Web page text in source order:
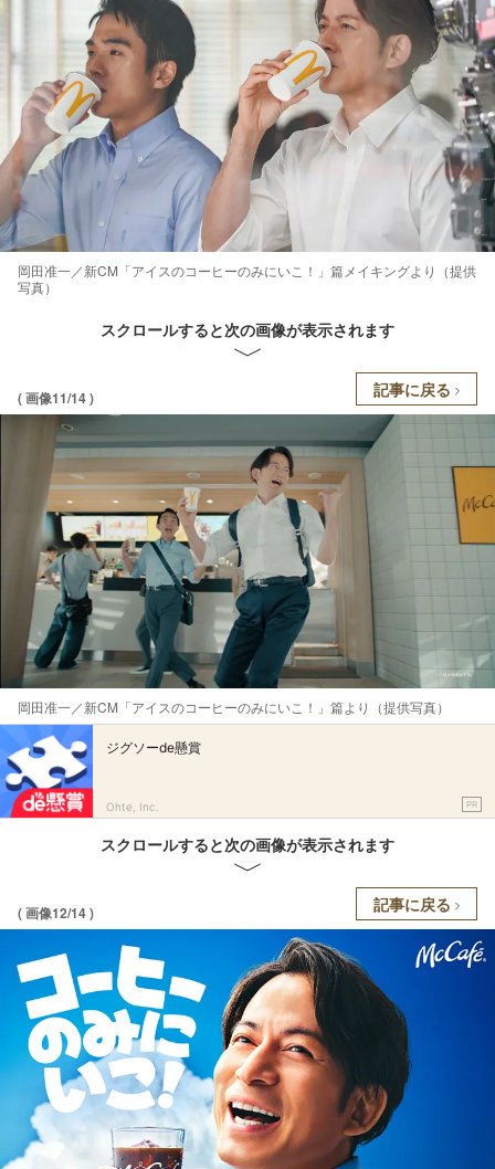
岡田准一／新CM「アイスのコーヒーのみにいこ！」篇メイキングより（提供
写真）
スクロールすると次の画像が表示されます
( 画像11/14 ) 記事に戻る
岡田准一／新CM「アイスのコーヒーのみにいこ！」篇より（提供写真）
ジグソーde懸賞
Ohte, Inc. PR
スクロールすると次の画像が表示されます
( 画像12/14 ) 記事に戻る